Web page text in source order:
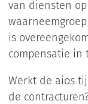
van diensten
is
compensatie in
Werkt de aios
de